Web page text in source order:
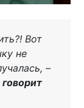
Вот
не
–